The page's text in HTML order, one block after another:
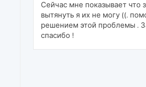
Сейчас мне показывает что
вытянуть я их не могу ((.
решением этой проблемы .
спасибо !